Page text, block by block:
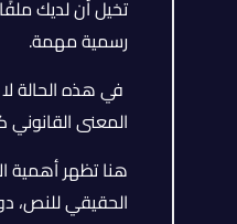
تخيل أن لديك
رسمية مهمة.
في هذه الحالة
المعنى
هنا تظهر أهمية
الحقيقي للنص،